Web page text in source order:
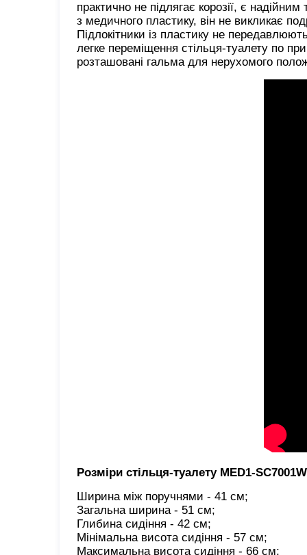
практично не підлягає корозії, є
з медичного пластику, він не викликає
Підлокітники із пластику не
легке переміщення стільця-туалету по
розташовані гальма для нерухомого
Розміри стільця-туалету MED1-
Ширина між поручнями - 41 см;
Загальна ширина - 51 см;
Глибина сидіння - 42 см;
Мінімальна висота сидіння - 57 см;
Максимальна висота сидіння - 66 см;